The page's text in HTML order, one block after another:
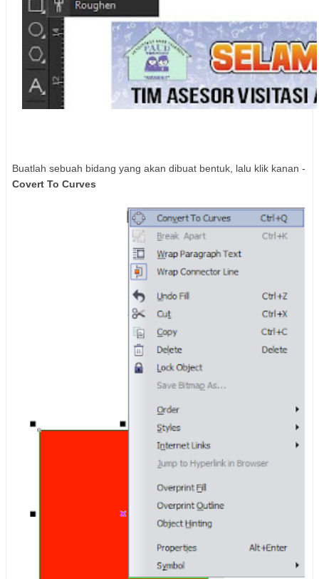
Buatlah sebuah bidang yang akan dibuat bentuk, lalu klik kanan -
Covert To Curves